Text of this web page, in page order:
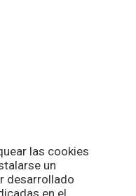
las cookies
un
desarrollado